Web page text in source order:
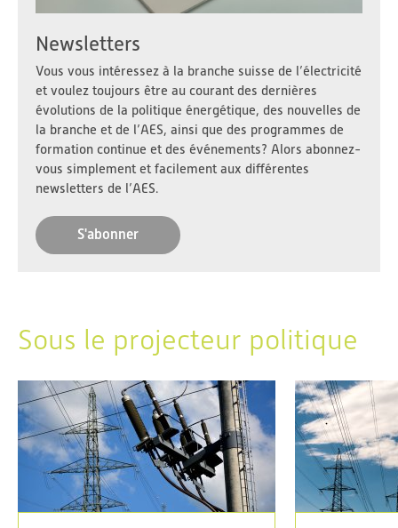
Newsletters
Vous vous intéressez à la branche suisse de l’électricité
et voulez toujours être au courant des dernières
évolutions de la politique énergétique, des nouvelles de
la branche et de l’AES, ainsi que des programmes de
formation continue et des événements? Alors abonnez-
vous simplement et facilement aux différentes
newsletters de l’AES.
S'abonner
Sous le projecteur politique